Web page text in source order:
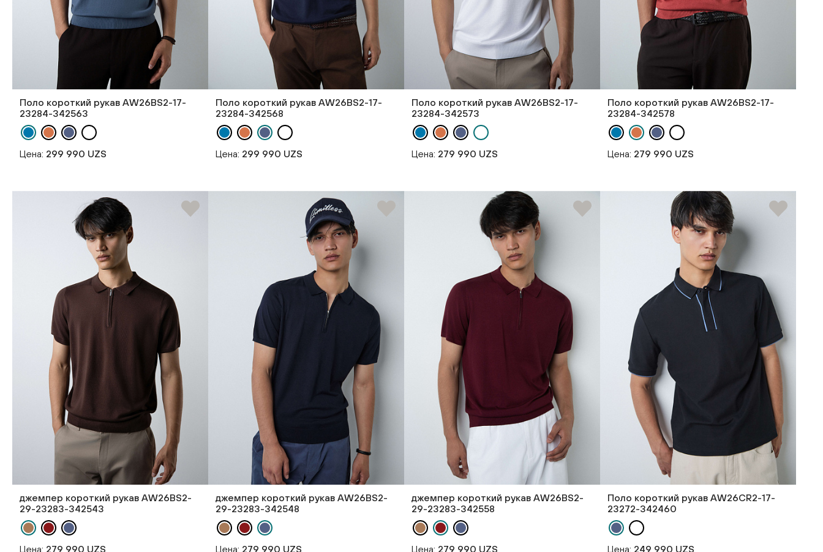
Поло короткий рукав AW26BS2-17-
23284-342563
Цена: 299 990 UZS
Поло короткий рукав AW26BS2-17-
23284-342568
Цена: 299 990 UZS
Поло короткий рукав AW26BS2-17-
23284-342573
Цена: 279 990 UZS
Поло короткий рукав AW26BS2-17-
23284-342578
Цена: 279 990 UZS
джемпер короткий рукав AW26BS2-
29-23283-342543
Цена: 279 990 UZS
джемпер короткий рукав AW26BS2-
29-23283-342548
Цена: 279 990 UZS
джемпер короткий рукав AW26BS2-
29-23283-342558
Цена: 279 990 UZS
Поло короткий рукав AW26CR2-17-
23272-342460
Цена: 249 990 UZS